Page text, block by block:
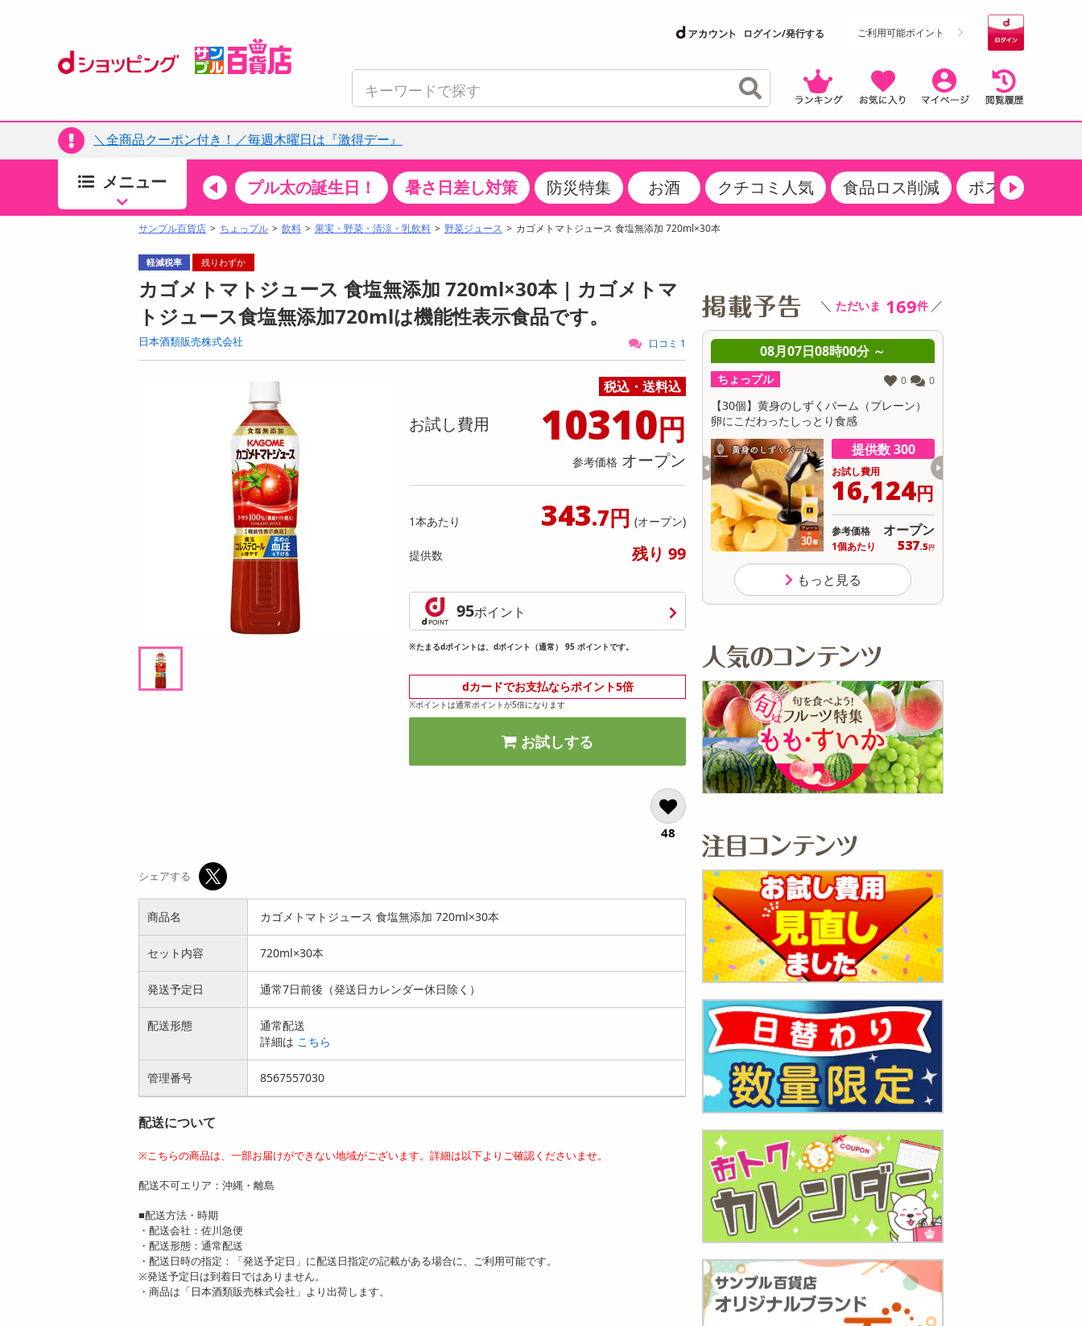
ログイン/発行する ご利用可能ポイント
＼全商品クーポン付き！／毎週木曜日は『激得デー』
ちょっプルカテゴリ すべて見る
食品・調味料
アイス・スイーツ
健康・ダイエット・サプリメント
インテリア・家具・収納・寝具
ベビー・キッズ・マタニティ
ペット用品
特設コーナー
特集一覧
サンプリング
抽選サンプル
クーポン
食品・調味料
パン・シリアル・コーンフレーク
チーズ・ヨーグルト・乳製品・卵
缶詰・瓶詰・ジャム・はちみつ
乾物・海苔・粉物
カレー・シチュー
生鮮食品
魚介類・シーフード・水産加工品
フルーツ・果物・果物加工品
ミールキット
加工食品
インスタント・レトルト・冷凍食品・惣菜
お菓子
クッキー・クラッカー
キャンディ・ガム・タブレット
チョコレート
ゼリー・プリン
その他 お菓子・スイーツ
アイス・スイーツ
ケーキ・スイーツ
お菓子・スイーツギフト
飲料
お茶・紅茶（ソフトドリンク）
コーヒー（ソフトドリンク）
トクホ
栄養ドリンク・エナジードリンク
お茶・紅茶（茶葉）
コーヒー(豆・インスタント）
その他 飲料
お酒
ワイン
日本酒・焼酎
果実酒・梅酒
ノンアルコール飲料
ビール・ワイン・お酒ギフト
洗剤
洗濯用洗剤・柔軟剤・漂白剤
バス・お風呂用洗剤
住居用洗剤
その他 洗剤
キッチン・日用品
洗濯用品
トイレ・バス用品
日用品
キッチン雑貨・食器・消耗品
調理器具・鍋・包丁
スポーツ・アウトドア用品
介護用品
その他 キッチン・日用品
ヘアケア・ボディケア
ボディケア
ビューティーケア
ベースメイク・メイクアップ・ネイル
ナチュラル・オーガニックコスメ
健康・ダイエット・サプリメント
ダイエット
サプリメント
スポーツサプリメント・ドリンク
医薬品・医薬部外品
指定第二類医薬品
第三類医薬品
インテリア・家具・収納・寝具
寝具・布団
マット・カーペット・クッション
チェア・ソファ
アウトドア・イベント用品・DIY・工具
その他 インテリア・家具
ファッション
ボトムス
シューズ
財布・小物
アクセサリー
ファッション雑貨
ベビー・キッズ
レッグウェア
その他 ファッション
家電
キッチン家電
冷房・暖房器具・空調
パソコン・プリンター・パソコン周辺機器
記録メディア・メモリーカード
スマートフォン・携帯電話・タブレットアクセサ
リー
電球・蛍光灯・照明
ベビー・キッズ・マタニティ
授乳グッズ
食事グッズ
家具・寝具
その他 ベビー・キッズ・マタニティ
ペット用品
猫用品
その他 ペット用品
メニュー
キッチン・日用品 食品 プル太の誕生日！ 暑さ日差し対策 防災特集 お酒 クチコミ人気 食品ロス削減 ポストにお届け
サンプル百貨店 ちょっプル 飲料 果実・野菜・清涼・乳飲料 野菜ジュース カゴメトマトジュース 食塩無添加 720ml×30本
軽減税率 残りわずか
カゴメトマトジュース 食塩無添加 720ml×30本 | カゴメトマ
トジュース食塩無添加720mlは機能性表示食品です。
日本酒類販売株式会社 口コミ 1
税込・送料込
お試し費用 10310円
参考価格 オープン
1本あたり 343.7円 (オープン)
提供数 残り 99
95ポイント
※たまるdポイントは、dポイント（通常） 95 ポイントです。
dカードでお支払ならポイント5倍
※ポイントは通常ポイントが5倍になります
お試しする
48
シェアする
商品名 カゴメトマトジュース 食塩無添加 720ml×30本
セット内容 720ml×30本
発送予定日 通常7日前後（発送日カレンダー休日除く）
配送形態
通常配送
詳細は こちら
管理番号 8567557030
配送について
※こちらの商品は、一部お届けができない地域がございます。詳細は以下よりご確認くださいませ。
配送不可エリア：沖縄・離島
■配送方法・時期
・配送会社：佐川急便
・配送形態：通常配送
・配送日時の指定：「発送予定日」に配送日指定の記載がある場合に、ご利用可能です。
※発送予定日は到着日ではありません。
・商品は「日本酒類販売株式会社」より出荷します。
＼ ただいま 169件 ／
08月07日08時00分 ～
オープン
円
ちょっプル
【2個】 ごろごろナッツナッツブラウニー
3,300円
オープン
08月07日08時00分 ～
176
9g(5包入) / ジャスミン茶×ホワイトリリー 9
g(5包入)
提供数 481
お試し費用
3,201円
参考価格 13,824
1杯あたり 16
08月07日08時00分 ～
ちょっプル 0 0
【30個】黄身のしずくバーム（プレーン）
卵にこだわったしっとり食感
提供数 300
お試し費用
16,124円
参考価格 オープン
1個あたり 537.5円
もっと見る